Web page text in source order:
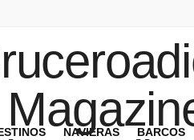
NAVIERAS BARCOS